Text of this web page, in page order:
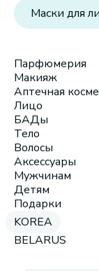
Маски для
Парфюмерия
Макияж
Аптечная
Лицо
БАДы
Тело
Волосы
Аксессуары
Мужчинам
Детям
Подарки
KOREA
BELARUS